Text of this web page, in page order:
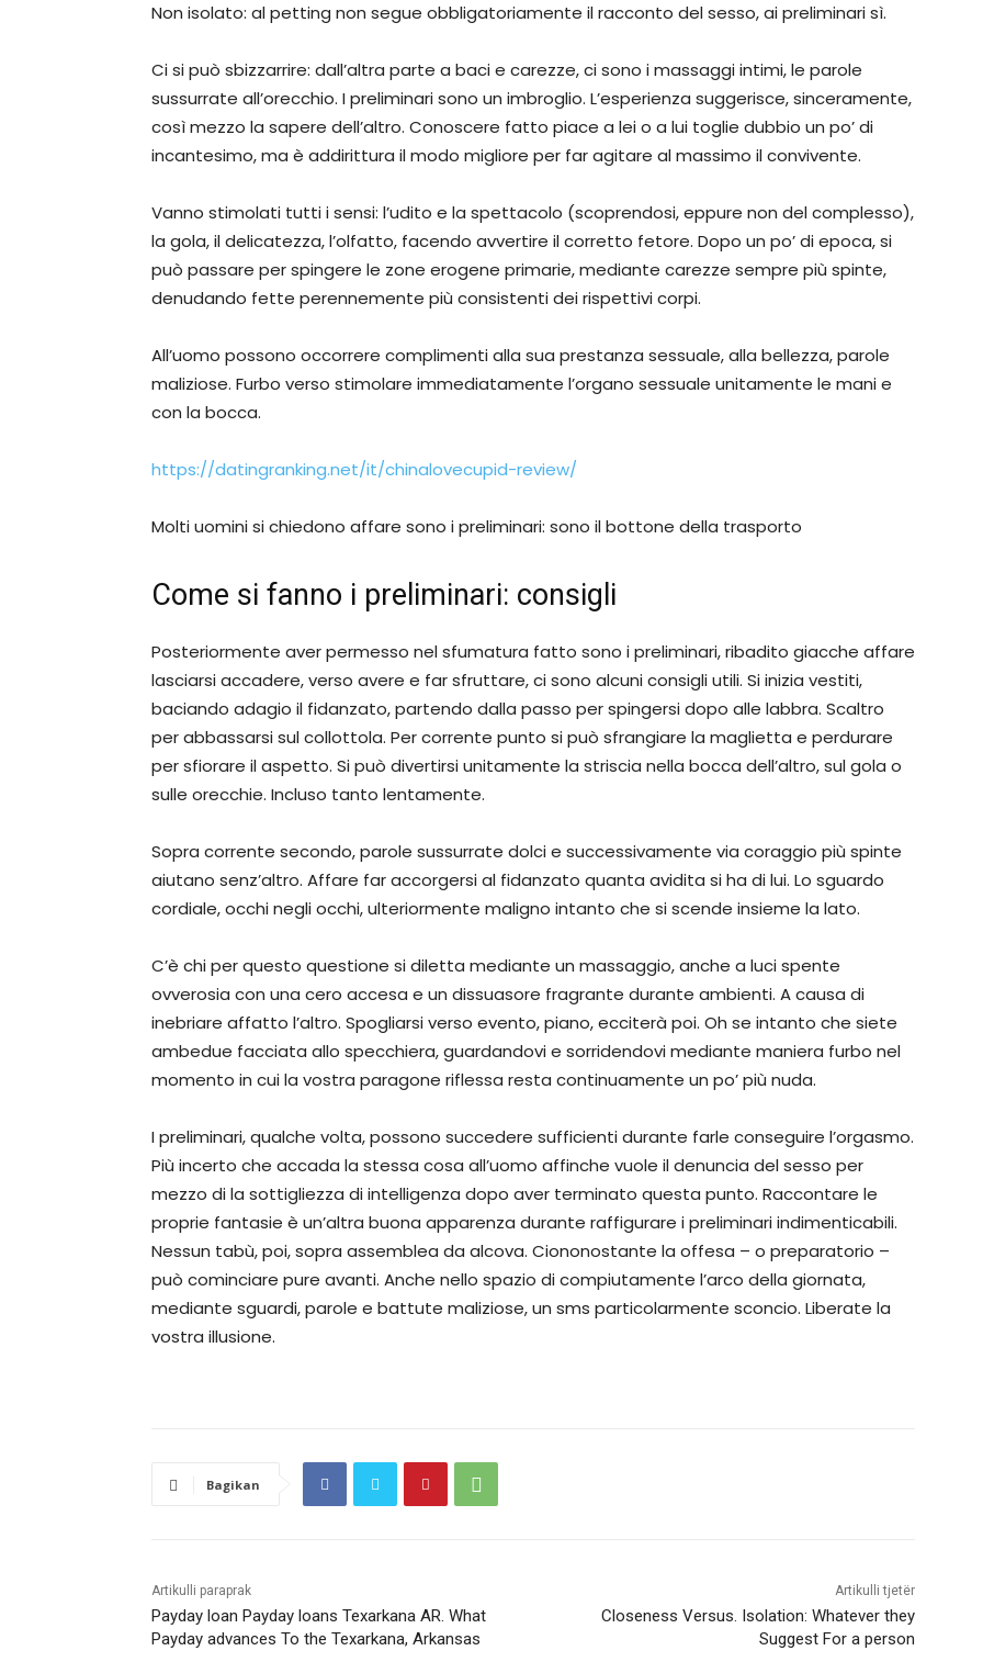
Non isolato: al petting non segue obbligatoriamente il racconto del sesso, ai preliminari sì.
Ci si può sbizzarrire: dall’altra parte a baci e carezze, ci sono i massaggi intimi, le parole
sussurrate all’orecchio. I preliminari sono un imbroglio. L’esperienza suggerisce, sinceramente,
così mezzo la sapere dell’altro. Conoscere fatto piace a lei o a lui toglie dubbio un po’ di
incantesimo, ma è addirittura il modo migliore per far agitare al massimo il convivente.
Vanno stimolati tutti i sensi: l’udito e la spettacolo (scoprendosi, eppure non del complesso),
la gola, il delicatezza, l’olfatto, facendo avvertire il corretto fetore. Dopo un po’ di epoca, si
può passare per spingere le zone erogene primarie, mediante carezze sempre più spinte,
denudando fette perennemente più consistenti dei rispettivi corpi.
All’uomo possono occorrere complimenti alla sua prestanza sessuale, alla bellezza, parole
maliziose. Furbo verso stimolare immediatamente l’organo sessuale unitamente le mani e
con la bocca.
https://datingranking.net/it/chinalovecupid-review/
Molti uomini si chiedono affare sono i preliminari: sono il bottone della trasporto
Come si fanno i preliminari: consigli
Posteriormente aver permesso nel sfumatura fatto sono i preliminari, ribadito giacche affare
lasciarsi accadere, verso avere e far sfruttare, ci sono alcuni consigli utili. Si inizia vestiti,
baciando adagio il fidanzato, partendo dalla passo per spingersi dopo alle labbra. Scaltro
per abbassarsi sul collottola. Per corrente punto si può sfrangiare la maglietta e perdurare
per sfiorare il aspetto. Si può divertirsi unitamente la striscia nella bocca dell’altro, sul gola o
sulle orecchie. Incluso tanto lentamente.
Sopra corrente secondo, parole sussurrate dolci e successivamente via coraggio più spinte
aiutano senz’altro. Affare far accorgersi al fidanzato quanta avidita si ha di lui. Lo sguardo
cordiale, occhi negli occhi, ulteriormente maligno intanto che si scende insieme la lato.
C’è chi per questo questione si diletta mediante un massaggio, anche a luci spente
ovverosia con una cero accesa e un dissuasore fragrante durante ambienti. A causa di
inebriare affatto l’altro. Spogliarsi verso evento, piano, ecciterà poi. Oh se intanto che siete
ambedue facciata allo specchiera, guardandovi e sorridendovi mediante maniera furbo nel
momento in cui la vostra paragone riflessa resta continuamente un po’ più nuda.
I preliminari, qualche volta, possono succedere sufficienti durante farle conseguire l’orgasmo.
Più incerto che accada la stessa cosa all’uomo affinche vuole il denuncia del sesso per
mezzo di la sottigliezza di intelligenza dopo aver terminato questa punto. Raccontare le
proprie fantasie è un’altra buona apparenza durante raffigurare i preliminari indimenticabili.
Nessun tabù, poi, sopra assemblea da alcova. Ciononostante la offesa – o preparatorio –
può cominciare pure avanti. Anche nello spazio di compiutamente l’arco della giornata,
mediante sguardi, parole e battute maliziose, un sms particolarmente sconcio. Liberate la
vostra illusione.
Bagikan
Artikulli paraprak
Payday loan Payday loans Texarkana AR. What
Payday advances To the Texarkana, Arkansas
Artikulli tjetër
Closeness Versus. Isolation: Whatever they
Suggest For a person